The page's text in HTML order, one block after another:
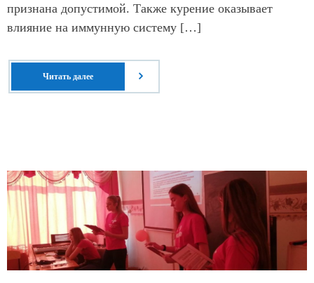
признана допустимой. Также курение оказывает
влияние на иммунную систему […]
Читать далее